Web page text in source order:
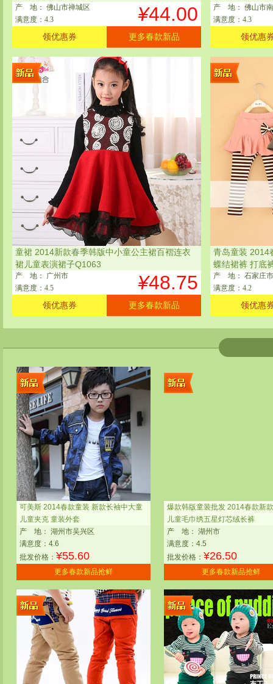
¥44.00
产 地 ： 佛山市禅城区
满意度：4.3
领优惠券 更多春款新品
产 地 ： 佛山市
满意度：4.3
领优惠
童裙 2014新款春季韩版中小童公主裙百褶连衣
裙儿童表演裙子Q1063
¥48.75
产 地 ： 广州市
满意度：4.5
领优惠券 更多春款新品
青岛童装 2014
蝶结裙裤 打底
产 地 ： 石家庄
满意度：4.2
领优惠
可美斯 2014春款童装 新款长袖中大童
儿童夹克 童装外套
产
地： 湖州市吴兴区
满意度：4.6
批发价格： ¥55.60
更多春款新品抢鲜
爆款韩版童装批发 2014春款新
儿童毛巾绣五星灯芯绒长裤
产
地： 湖州市
满意度：4.5
批发价格： ¥26.50
更多春款新品抢鲜